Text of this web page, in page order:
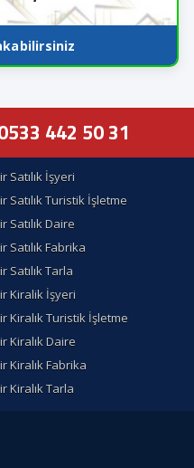
442 50 31
Satılık İşyeri
Satılık Turistik İşletme
Satılık Daire
Satılık Fabrika
Satılık Tarla
Kiralik İşyeri
Kiralık Turistik İşletme
Kiralık Daire
Kiralık Fabrika
Kiralık Tarla